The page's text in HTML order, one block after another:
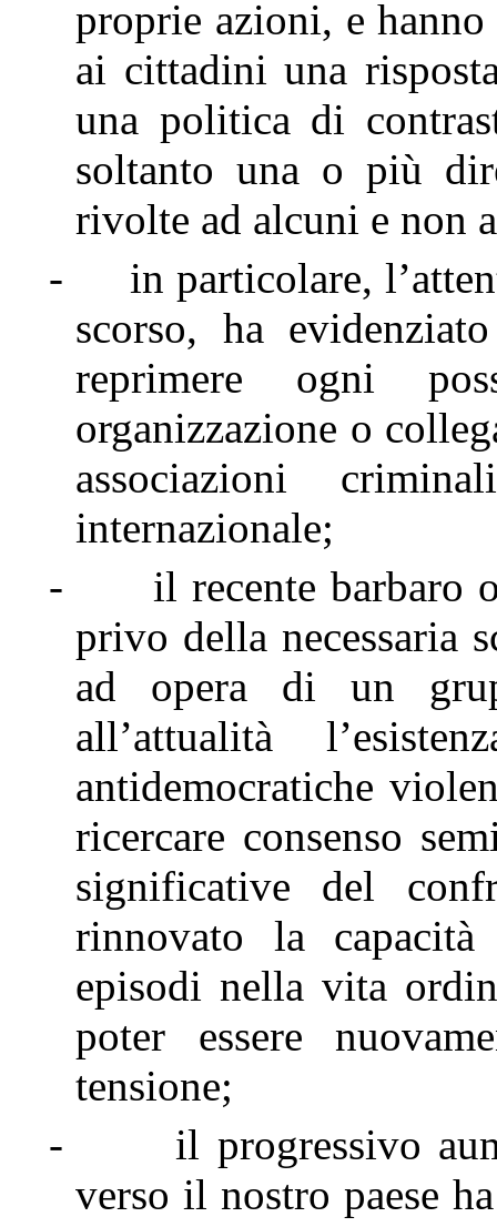
proprie azioni, e hanno
ai cittadini una
una politica di
soltanto una o più
rivolte ad alcuni e non
-
in particolare,
scorso, ha
reprimere ogni
organizzazione o
associazioni
internazionale;
-
il recente barbaro
privo della necessaria
ad opera di un
all’attualità
antidemocratiche
ricercare consenso
significative del
rinnovato la
episodi nella vita
poter essere
tensione;
-
il progressivo
verso il nostro paese